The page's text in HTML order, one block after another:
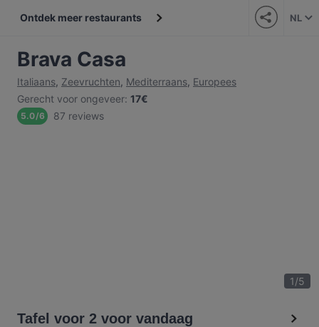
Ontdek meer restaurants NL
Brava Casa
Italiaans, Zeevruchten, Mediterraans, Europees
Gerecht voor ongeveer: 17€
5.0/6 87 reviews
1/5
Tafel voor 2 voor vandaag